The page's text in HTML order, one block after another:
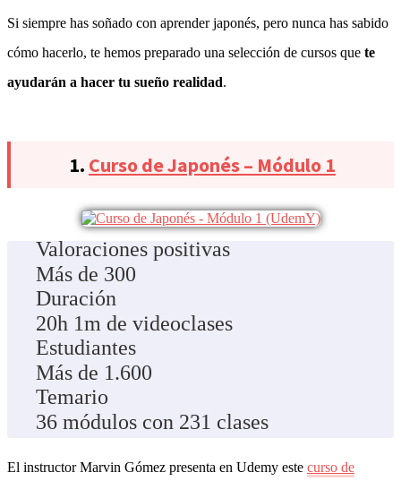
Si siempre has soñado con aprender japonés, pero nunca has sabido
cómo hacerlo, te hemos preparado una selección de cursos que te
ayudarán a hacer tu sueño realidad.
1. Curso de Japonés – Módulo 1
Valoraciones positivas
Más de 300
Duración
20h 1m de videoclases
Estudiantes
Más de 1.600
Temario
36 módulos con 231 clases
El instructor Marvin Gómez presenta en Udemy este curso de